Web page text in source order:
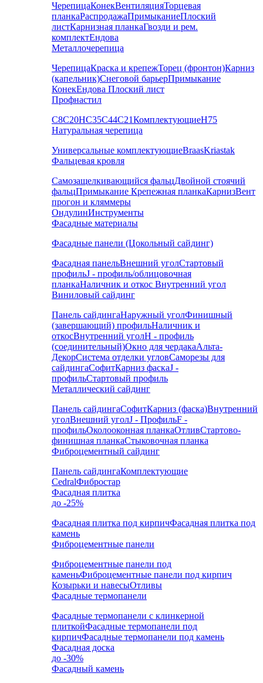
ЧерепицаКонекВентиляцияТорцевая
планкаРаспродажаПримыканиеПлоский
листКарнизная планкаГвозди и рем.
комплектЕндова
Металлочерепица
ЧерепицаКраска и крепежТорец (фронтон)Карниз
(капельник)Снеговой барьерПримыкание
КонекЕндова Плоский лист
Профнастил
С8С20НС35С44С21КомплектующиеН75
Натуральная черепица
Универсальные комплектующиеBraasKriastak
Фальцевая кровля
Самозащелкивающийся фальцДвойной стоячий
фальцПримыкание Крепежная планкаКарнизВент
прогон и кляммеры
ОндулинИнструменты
Фасадные материалы
Фасадные панели (Цокольный сайдинг)
Фасадная панельВнешний уголСтартовый
профильJ - профиль/облицовочная
планкаНаличник и откос Внутренний угол
Виниловый сайдинг
Панель сайдингаНаружный уголФинишный
(завершающий) профильНаличник и
откосВнутренний уголH - профиль
(соединительный)Окно для чердакаАльта-
ДекорСистема отделки угловСаморезы для
сайдингаСофитКарниз фаскаJ -
профильСтартовый профиль
Металлический сайдинг
Панель сайдингаСофитКарниз (фаска)Внутренний
уголВнешний уголJ - ПрофильF -
профильОколооконная планкаОтливСтартово-
финишная планкаСтыковочная планка
Фиброцементный сайдинг
Панель сайдингаКомплектующие
CedralФибростар
Фасадная плитка
до -25%
Фасадная плитка под кирпичФасадная плитка под
камень
Фиброцементные панели
Фиброцементные панели под
каменьФиброцементные панели под кирпич
Козырьки и навесыОтливы
Фасадные термопанели
Фасадные термопанели с клинкерной
плиткойФасадные термопанели под
кирпичФасадные термопанели под камень
Фасадная доска
до -30%
Фасадный камень